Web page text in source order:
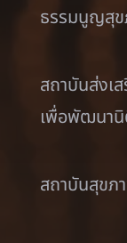
ธรรมนูญสุ
สถาบันส่งเ
เพื่อพัฒนา
สถาบันสุขภ